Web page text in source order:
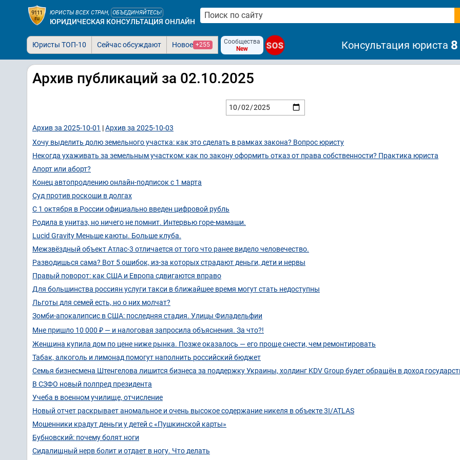
ЮРИСТЫ ВСЕХ СТРАН, ОБЪЕДИНЯЙТЕСЬ!
ЮРИДИЧЕСКАЯ КОНСУЛЬТАЦИЯ ОНЛАЙН
Юристы ТОП-10 Сейчас обсуждают Новое +255
Сообщества
New
SOS Консультация юриста
Архив публикаций за 02.10.2025
Архив за 2025-10-01 |Архив за 2025-10-03
Хочу выделить долю земельного участка: как это сделать в рамках закона? Вопрос юристу
Некогда ухаживать за земельным участком: как по закону оформить отказ от права собственности? Практика юриста
Апорт или аборт?
Конец автопродлению онлайн-подписок с 1 марта
Суд против роскоши в долгах
С 1 октября в России официально введен цифровой рубль
Родила в унитаз, но ничего не помнит. Интервью горе-мамаши.
Lucid Gravity Меньше каюты. Больше клуба.
Межзвёздный объект Атлас-3 отличается от того что ранее видело человечество.
Разводишься сама? Вот 5 ошибок, из-за которых страдают деньги, дети и нервы
Правый поворот: как США и Европа сдвигаются вправо
Для большинства россиян услуги такси в ближайшее время могут стать недоступны
Льготы для семей есть, но о них молчат?
Зомби-апокалипсис в США: последняя стадия. Улицы Филадельфии
Мне пришло 10 000 ₽ — и налоговая запросила объяснения. За что?!
Женщина купила дом по цене ниже рынка. Позже оказалось — его проще снести, чем ремонтировать
Табак, алкоголь и лимонад помогут наполнить российский бюджет
Семья бизнесмена Штенгелова лишится бизнеса за поддержку Украины, холдинг KDV Group будет обращён в доход
В СЗФО новый полпред президента
Учеба в военном училище, отчисление
Новый отчет раскрывает аномальное и очень высокое содержание никеля в объекте 3I/ATLAS
Мошенники крадут деньги у детей с «Пушкинской карты»
Бубновский: почему болят ноги
Сидалищный нерв болит и отдает в ногу. Что делать